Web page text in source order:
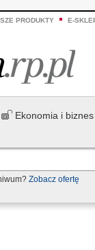
PRODUKTY E-
Ekonomia i biznes
Zobacz ofertę